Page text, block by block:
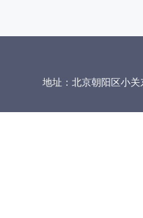
地址：北京朝阳区小